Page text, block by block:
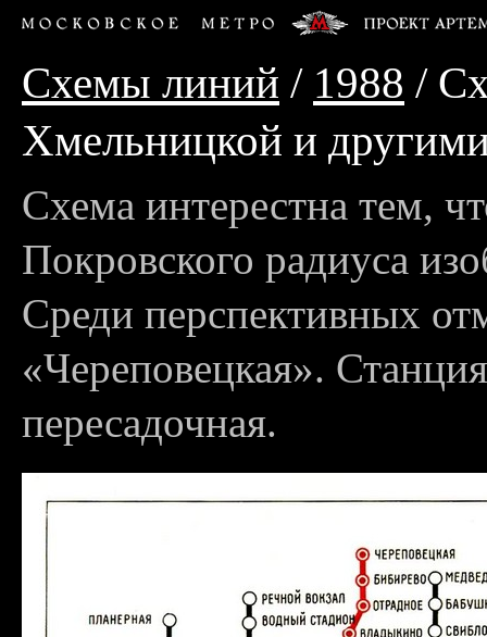
Схемы линий / 1988 /
Хмельницкой и
Схема интерестна тем,
Покровского радиуса
Среди перспективных
«Череповецкая».
пересадочная.